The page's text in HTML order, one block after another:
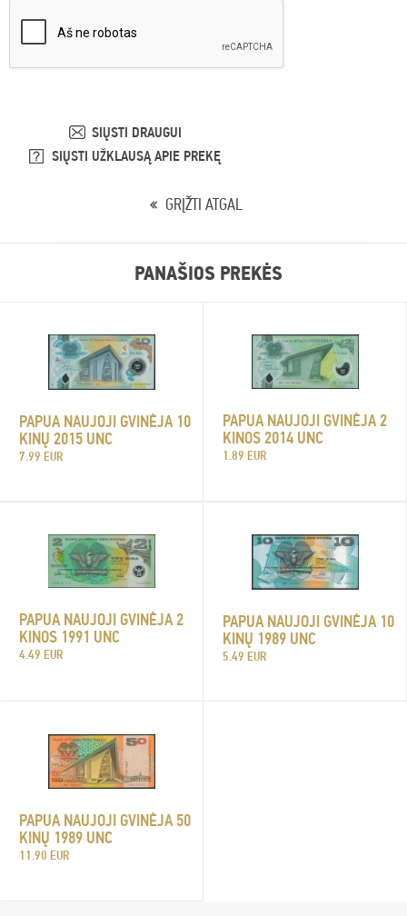
SIŲSTI DRAUGUI
SIŲSTI UŽKLAUSĄ APIE PREKĘ
GRĮŽTI ATGAL
PANAŠIOS PREKĖS
PAPUA NAUJOJI GVINĖJA 10
KINŲ 2015 UNC
7.99 EUR
PAPUA NAUJOJI GVINĖJA 2
KINOS 2014 UNC
1.89 EUR
PAPUA NAUJOJI GVINĖJA 2
KINOS 1991 UNC
4.49 EUR
PAPUA NAUJOJI GVINĖJA 10
KINŲ 1989 UNC
5.49 EUR
PAPUA NAUJOJI GVINĖJA 50
KINŲ 1989 UNC
11.90 EUR